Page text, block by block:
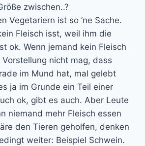
zwischen..?
Vegetariern ist so ’ne Sache.
Fleisch isst, weil ihm die
ok. Wenn jemand kein Fleisch
nicht mag, dass
im Mund hat, mal gelebt
ja im Grunde ein Teil einer
ok, gibt es auch. Aber Leute
niemand mehr Fleisch essen
den Tieren geholfen, denken
weiter: Beispiel Schwein.